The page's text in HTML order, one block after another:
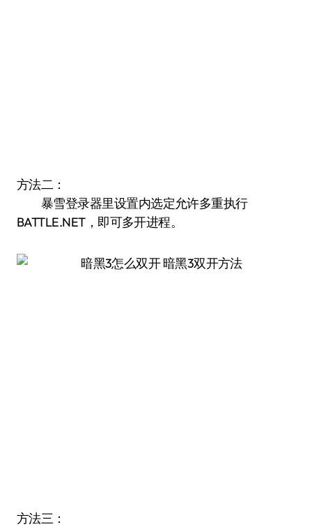
方法二：
暴雪登录器里设置内选定允许多重执行
BATTLE.NET，即可多开进程。
方法三：